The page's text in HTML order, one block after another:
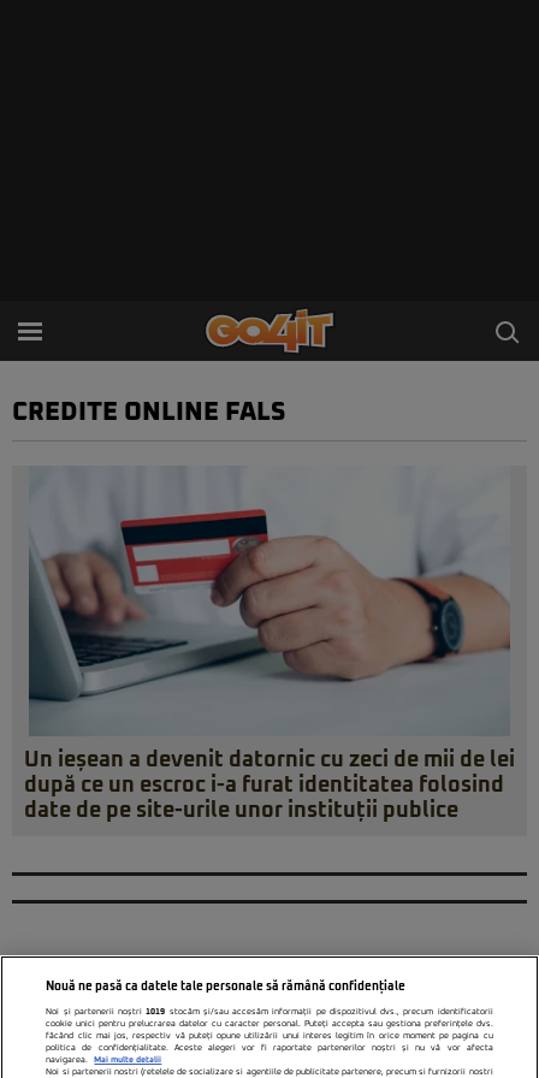
CREDITE ONLINE FALS
Un ieșean a devenit datornic cu zeci de mii de lei
după ce un escroc i-a furat identitatea folosind
date de pe site-urile unor instituții publice
Nouă ne pasă ca datele tale personale să rămână confidențiale
Noi și partenerii noștri1019 stocăm și/sau accesăm informații pe dispozitivul dvs., precum identificatorii
cookie unici pentru prelucrarea datelor cu caracter personal. Puteți accepta sau gestiona preferințele dvs.
făcând clic mai jos, respectiv vă puteți opune utilizării unui interes legitim în orice moment pe pagina cu
politica de confidențialitate. Aceste alegeri vor fi raportate partenerilor noștri și nu vă vor afecta
navigarea.
Mai multe detalii
Noi si partenerii nostri (retelele de socializare si agentiile de publicitate partenere, precum si furnizorii nostri